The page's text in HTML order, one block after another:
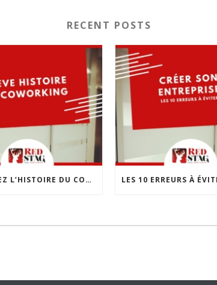
RECENT POSTS
DÉCOUVREZ L’HISTOIRE DU COWORKING : UNE RÉVOLUTION DANS LE MONDE DU TRAVAIL